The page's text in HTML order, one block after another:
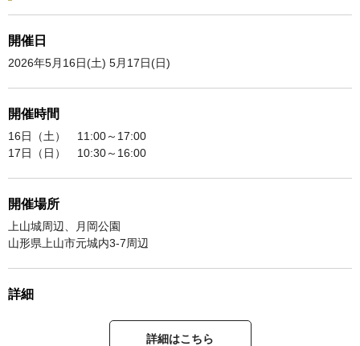
開催日
2026年5月16日(土) 5月17日(日)
開催時間
16日（土） 11:00～17:00
17日（日） 10:30～16:00
開催場所
上山城周辺、月岡公園
山形県上山市元城内3-7周辺
詳細
詳細はこちら